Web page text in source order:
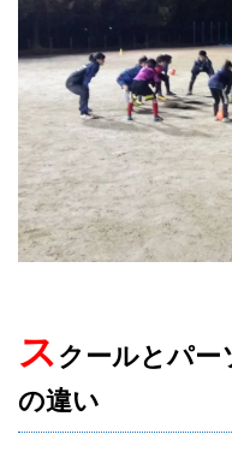
ス クールとパ
の違い